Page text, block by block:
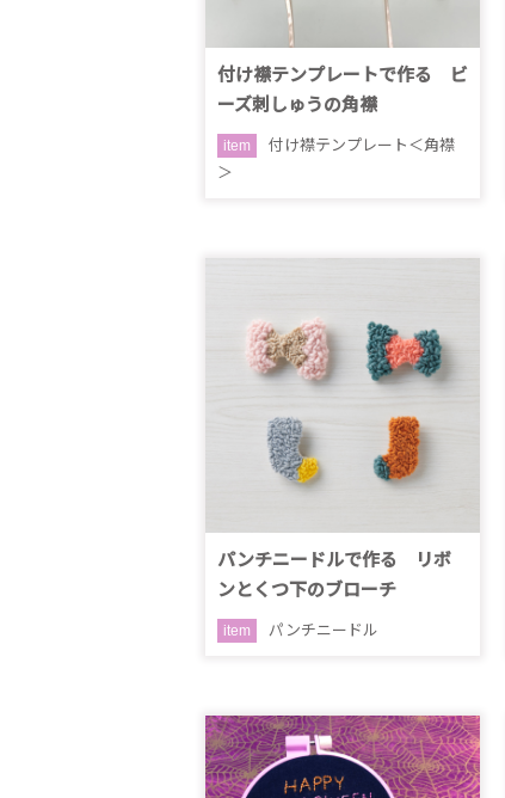
付け襟テンプレートで作る ビ
ーズ刺しゅうの角襟
item
付け襟テンプレート＜角襟
＞
パンチニードルで作る リボ
ンとくつ下のブローチ
item パンチニードル